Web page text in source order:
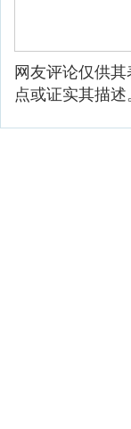
网友评论仅供
点或证实其描述